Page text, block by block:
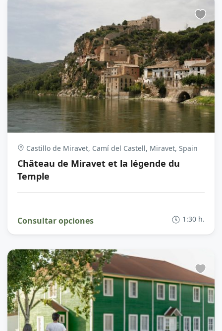
Castillo de Miravet, Camí del Castell, Miravet, Spain
Château de Miravet et la légende du
Temple
Consultar opciones 1:30 h.